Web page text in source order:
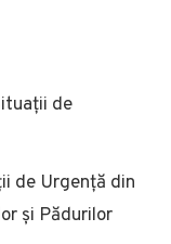
de
de Urgență din
și Pădurilor